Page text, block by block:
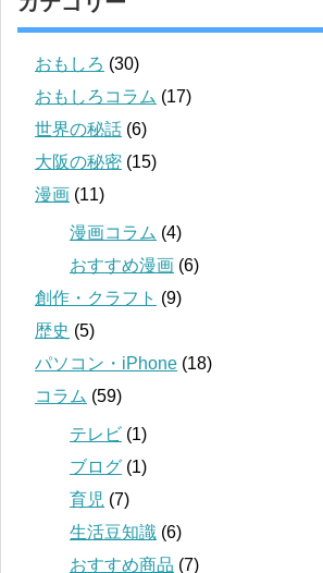
おもしろ (30)
おもしろコラム (17)
世界の秘話 (6)
大阪の秘密 (15)
漫画 (11)
漫画コラム (4)
おすすめ漫画 (6)
創作・クラフト (9)
歴史 (5)
パソコン・iPhone (18)
コラム (59)
テレビ (1)
ブログ (1)
育児 (7)
生活豆知識 (6)
おすすめ商品 (7)